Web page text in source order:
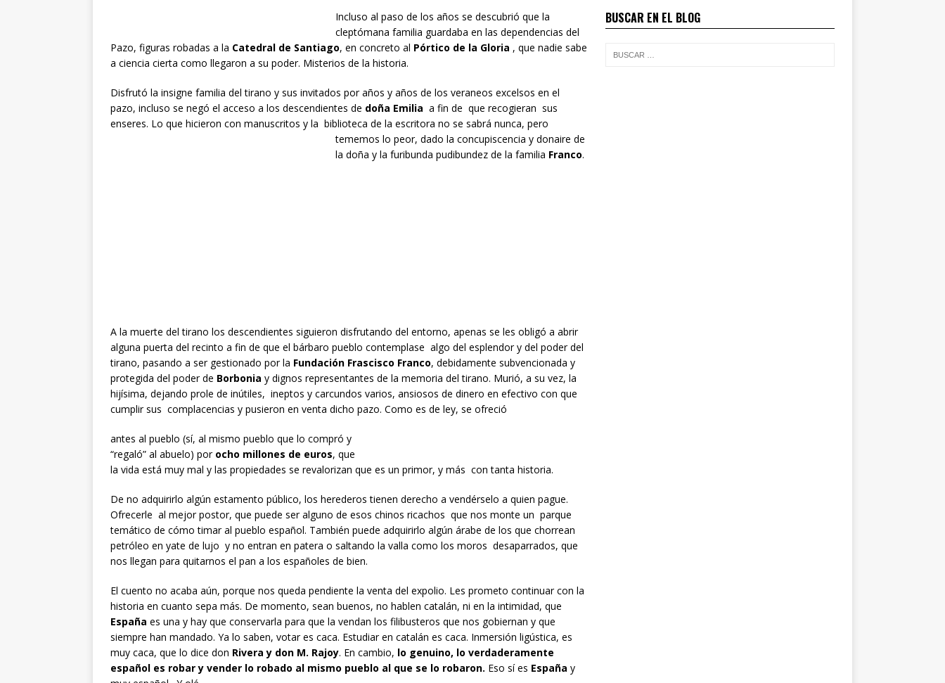
Incluso al paso de los años se descubrió que la
cleptómana familia guardaba en las dependencias del
Pazo, figuras robadas a la Catedral de Santiago, en concreto al Pórtico de la Gloria ​, que nadie sabe
a ciencia cierta como llegaron a su poder. Misterios de la historia.
Disfrutó la insigne familia del tirano y sus invitados por años y años de los veraneos excelsos en el
pazo, incluso se negó el acceso a los descendientes de doña Emilia a fin de que recogieran sus
enseres. Lo que hicieron con manuscritos y la biblioteca de la escritora no se sabrá nunca, pero
tememos lo peor, dado la concupiscencia y donaire de
la doña y la furibunda pudibundez de la familia Franco.
A la muerte del tirano los descendientes siguieron disfrutando del entorno, apenas se les obligó a abrir
alguna puerta del recinto a fin de que el bárbaro pueblo contemplase algo del esplendor y del poder del
tirano, pasando a ser gestionado por la Fundación Frascisco Franco, debidamente subvencionada y
protegida del poder de Borbonia y dignos representantes de la memoria del tirano. Murió, a su vez, la
hijísima, dejando prole de inútiles, ineptos y carcundos varios, ansiosos de dinero en efectivo con que
cumplir sus complacencias y pusieron en venta dicho pazo. Como es de ley, se ofreció
antes al pueblo (sí, al mismo pueblo que lo compró y
“regaló” al abuelo) por ocho millones de euros, que
la vida está muy mal y las propiedades se revalorizan que es un primor, y más con tanta historia.
De no adquirirlo algún estamento público, los herederos tienen derecho a vendérselo a quien pague.
Ofrecerle al mejor postor, que puede ser alguno de esos chinos ricachos que nos monte un parque
temático de cómo timar al pueblo español. También puede adquirirlo algún árabe de los que chorrean
petróleo en yate de lujo y no entran en patera o saltando la valla como los moros desaparrados, que
nos llegan para quitarnos el pan a los españoles de bien.
El cuento no acaba aún, porque nos queda pendiente la venta del expolio. Les prometo continuar con la
historia en cuanto sepa más. De momento, sean buenos, no hablen catalán, ni en la intimidad, que
España es una y hay que conservarla para que la vendan los filibusteros que nos gobiernan y que
siempre han mandado. Ya lo saben, votar es caca. Estudiar en catalán es caca. Inmersión ligústica, es
muy caca, que lo dice don Rivera y don M. Rajoy. En cambio, lo genuino, lo verdaderamente
español es robar y vender lo robado al mismo pueblo al que se lo robaron. Eso sí es España y
BUSCAR EN EL BLOG